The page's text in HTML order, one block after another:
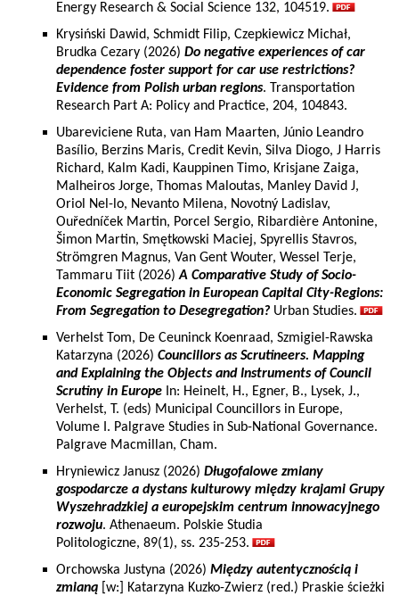
Energy Research & Social Science 132, 104519.
Krysiński Dawid, Schmidt Filip, Czepkiewicz Michał,
Brudka Cezary (2026) Do negative experiences of car
dependence foster support for car use restrictions?
Evidence from Polish urban regions. Transportation
Research Part A: Policy and Practice, 204, 104843.
Ubareviciene Ruta, van Ham Maarten, Júnio Leandro
Basílio, Berzins Maris, Credit Kevin, Silva Diogo, J Harris
Richard, Kalm Kadi, Kauppinen Timo, Krisjane Zaiga,
Malheiros Jorge, Thomas Maloutas, Manley David J,
Oriol Nel-lo, Nevanto Milena, Novotný Ladislav,
Ouředníček Martin, Porcel Sergio, Ribardière Antonine,
Šimon Martin, Smętkowski Maciej, Spyrellis Stavros,
Strömgren Magnus, Van Gent Wouter, Wessel Terje,
Tammaru Tiit (2026)A Comparative Study of Socio-
Economic Segregation in European Capital City-Regions:
From Segregation to Desegregation? Urban Studies.
Verhelst Tom, De Ceuninck Koenraad, Szmigiel-Rawska
Katarzyna (2026) Councillors as Scrutineers. Mapping
and Explaining the Objects and Instruments of Council
Scrutiny in Europe In: Heinelt, H., Egner, B., Lysek, J.,
Verhelst, T. (eds) Municipal Councillors in Europe,
Volume I. Palgrave Studies in Sub-National Governance.
Palgrave Macmillan, Cham.
Hryniewicz Janusz (2026) Długofalowe zmiany
gospodarcze a dystans kulturowy między krajami Grupy
Wyszehradzkiej a europejskim centrum innowacyjnego
rozwoju. Athenaeum. Polskie Studia
Politologiczne, 89(1), ss. 235-253.
Orchowska Justyna (2026) Między autentycznością i
zmianą [w:] Katarzyna Kuzko-Zwierz (red.) Praskie ścieżki